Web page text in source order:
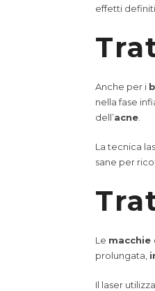
effetti
Anche per i
nella fase
dell’acne
La tecnica
sane per
Le macchie
prolungata,
Il laser